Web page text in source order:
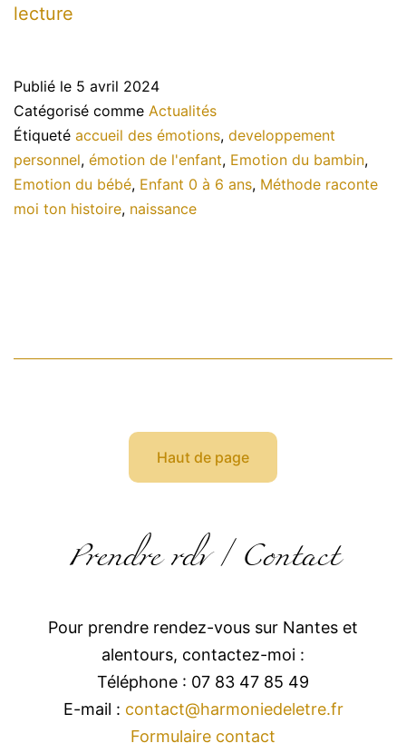
lecture
histoire
Publié le 5 avril 2024
Catégorisé comme Actualités
Étiqueté accueil des émotions, developpement
personnel, émotion de l'enfant, Emotion du bambin,
Emotion du bébé, Enfant 0 à 6 ans, Méthode raconte
moi ton histoire, naissance
Haut de page
Prendre rdv / Contact
Pour prendre rendez-vous sur Nantes et
alentours, contactez-moi :
Téléphone : 07 83 47 85 49
E-mail : contact@harmoniedeletre.fr
Formulaire contact